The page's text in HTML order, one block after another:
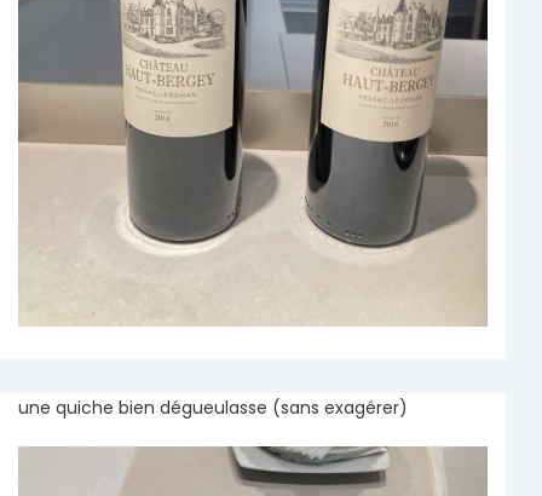
une quiche bien dégueulasse (sans exagérer)